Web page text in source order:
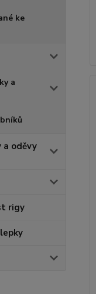
ke
a
a oděvy
rigy